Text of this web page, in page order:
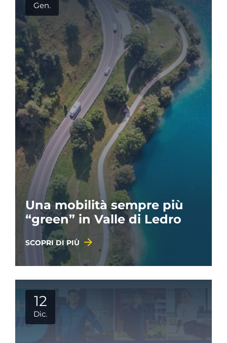
Gen.
Una mobilità sempre più
“green” in Valle di Ledro
SCOPRI DI PIÙ
12
Dic.